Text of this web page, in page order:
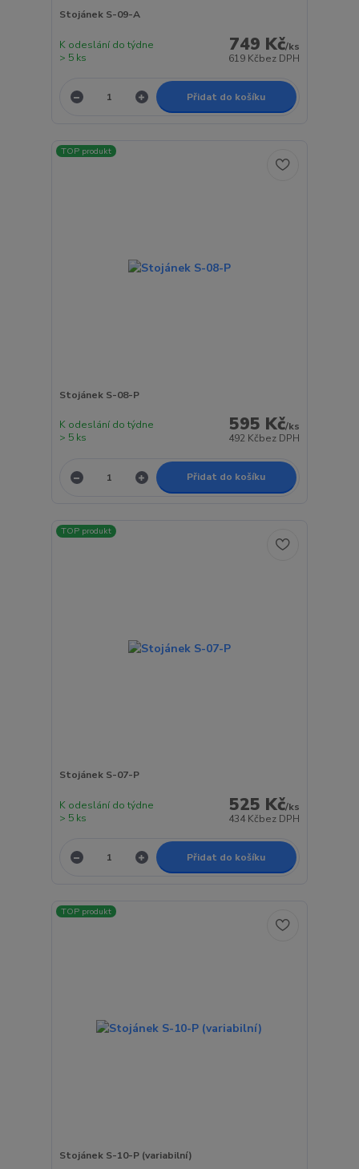
Stojánek S-09-A
749 Kč/ks
619 Kčbez DPH
K odeslání do týdne
> 5 ks
Přidat do košíku
TOP produkt
Stojánek S-08-P
595 Kč/ks
492 Kčbez DPH
K odeslání do týdne
> 5 ks
Přidat do košíku
TOP produkt
Stojánek S-07-P
525 Kč/ks
434 Kčbez DPH
K odeslání do týdne
> 5 ks
Přidat do košíku
TOP produkt
Stojánek S-10-P (variabilní)